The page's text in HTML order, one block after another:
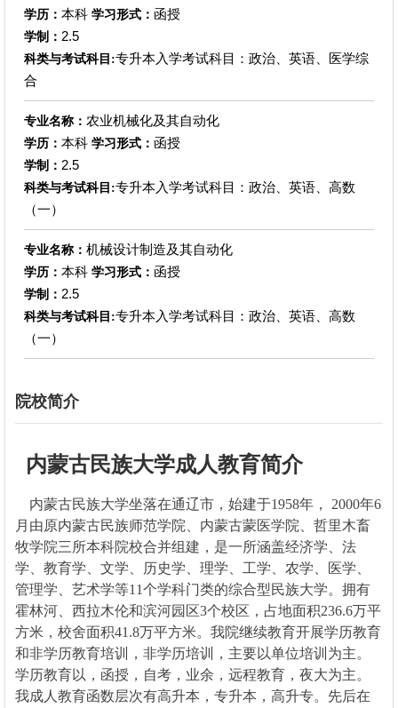
学历： 本科 学习形式： 函授
学制： 2.5
科类与考试科目:专升本入学考试科目：政治、英语、医学综
合
专业名称： 农业机械化及其自动化
学历： 本科 学习形式： 函授
学制： 2.5
科类与考试科目:专升本入学考试科目：政治、英语、高数
（一）
专业名称： 机械设计制造及其自动化
学历： 本科 学习形式： 函授
学制： 2.5
科类与考试科目:专升本入学考试科目：政治、英语、高数
（一）
院校简介
内蒙古民族大学成人教育简介
内蒙古民族大学坐落在通辽市，始建于1958年， 2000年6
月由原内蒙古民族师范学院、内蒙古蒙医学院、哲里木畜
牧学院三所本科院校合并组建，是一所涵盖经济学、法
学、教育学、文学、历史学、理学、工学、农学、医学、
管理学、艺术学等11个学科门类的综合型民族大学。拥有
霍林河、西拉木伦和滨河园区3个校区，占地面积236.6万平
方米，校舍面积41.8万平方米。我院继续教育开展学历教育
和非学历教育培训，非学历培训，主要以单位培训为主。
学历教育以，函授，自考，业余，远程教育，夜大为主。
我成人教育函数层次有高升本，专升本，高升专。先后在